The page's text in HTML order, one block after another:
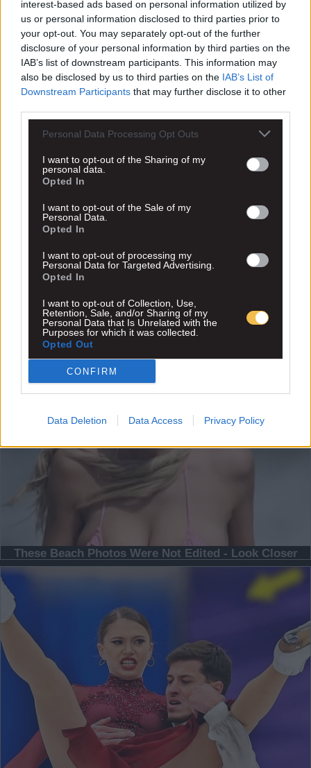
interest-based ads based on personal information utilized by
us or personal information disclosed to third parties prior to
your opt-out. You may separately opt-out of the further
disclosure of your personal information by third parties on the
IAB’s list of downstream participants. This information may
also be disclosed by us to third parties on the IAB’s List of
Downstream Participants that may further disclose it to other
Personal Data Processing Opt Outs
I want to opt-out of the Sharing of my
personal data.
Opted In
I want to opt-out of the Sale of my
Personal Data.
Opted In
I want to opt-out of processing my
Personal Data for Targeted Advertising.
Opted In
I want to opt-out of Collection, Use,
Retention, Sale, and/or Sharing of my
Personal Data that Is Unrelated with the
Purposes for which it was collected.
Opted Out
CONFIRM
Data Deletion Data Access Privacy Policy